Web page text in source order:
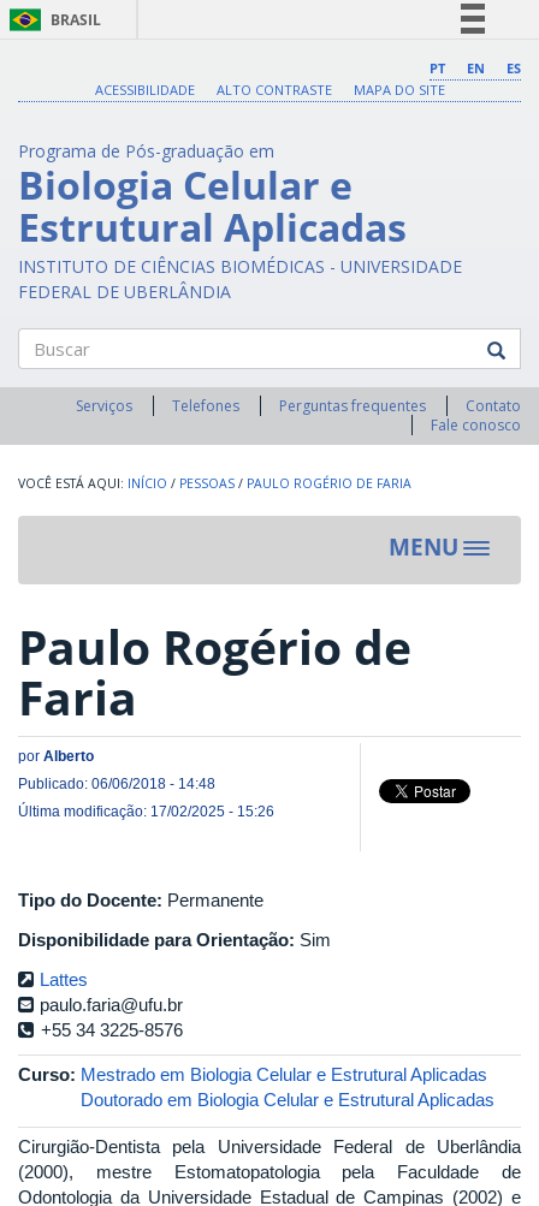
BRASIL
Comunica BR
Legislação
Canais
PT EN
ES
ACESSIBILIDADE
ALTO CONTRASTE MAPA DO SITE
Programa de Pós-graduação em
Biologia Celular e
Estrutural Aplicadas
INSTITUTO DE CIÊNCIAS BIOMÉDICAS - UNIVERSIDADE
FEDERAL DE UBERLÂNDIA
Buscar
Serviços Telefones Perguntas frequentes
Contato
Fale conosco
INÍCIO / PESSOAS / PAULO ROGÉRIO DE FARIA
MENU
Toggle
Paulo Rogério de
Faria
por Alberto
Publicado: 06/06/2018 - 14:48
Última modificação: 17/02/2025 - 15:26
Tipo do Docente: Permanente
Disponibilidade para Orientação: Sim
Lattes
paulo.faria@ufu.br
+55 34 3225-8576
Curso: Mestrado em Biologia Celular e Estrutural Aplicadas
Doutorado em Biologia Celular e Estrutural Aplicadas
Cirurgião-Dentista pela Universidade Federal de Uberlândia
(2000), mestre Estomatopatologia pela Faculdade de
Odontologia da Universidade Estadual de Campinas (2002) e